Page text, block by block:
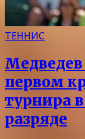
ТЕННИС
Медведев
первом
турнира
разряде